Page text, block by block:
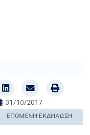
31/10/2017
ΕΠΌΜΕΝΗ ΕΚΔΉΛΩΣΗ